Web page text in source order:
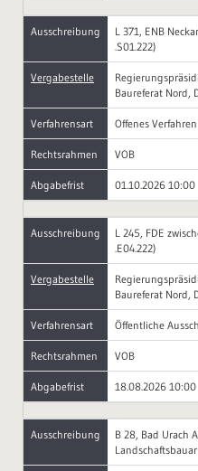
Ausschreibung
L 371, ENB
.S01.222)
Vergabestelle
Baureferat Nord,
Verfahrensart Offenes Verfahren
Rechtsrahmen VOB
Abgabefrist 01.10.2026 10:00
Ausschreibung
L 245, FDE
.E04.222)
Vergabestelle
Baureferat Nord,
Verfahrensart Öffentliche
Rechtsrahmen VOB
Abgabefrist 18.08.2026 10:00
Ausschreibung
B 28, Bad Urach